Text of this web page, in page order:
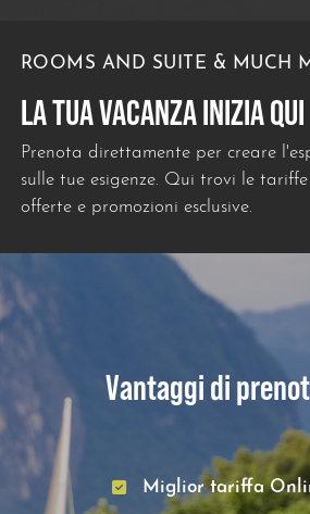
ROOMS AND SUITE & MUCH
LA TUA VACANZA INIZIA QUI
Prenota direttamente per creare
sulle tue esigenze. Qui trovi le
offerte e promozioni esclusive.
Vantaggi di
Miglior tariffa